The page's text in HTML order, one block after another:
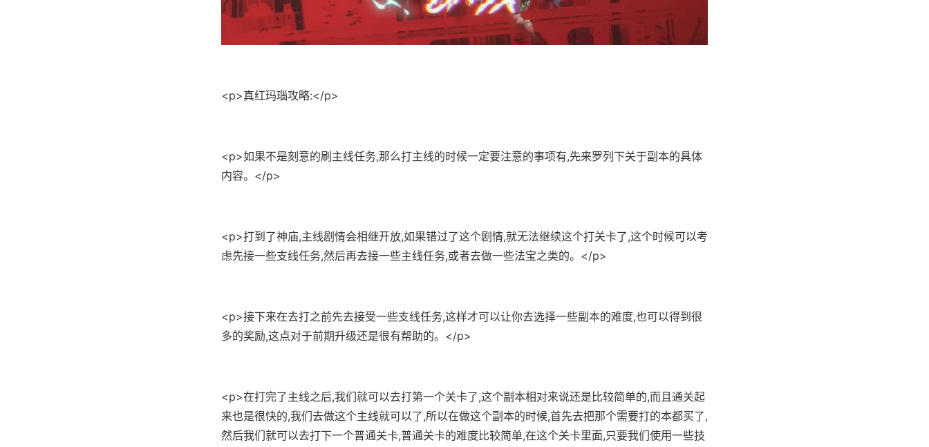
<p>真红玛瑙攻略:</p>
<p>如果不是刻意的刷主线任务,那么打主线的时候一定要注意的事项有,先来罗列下关于副本的具体
内容。</p>
<p>打到了神庙,主线剧情会相继开放,如果错过了这个剧情,就无法继续这个打关卡了,这个时候可以考
虑先接一些支线任务,然后再去接一些主线任务,或者去做一些法宝之类的。</p>
<p>接下来在去打之前先去接受一些支线任务,这样才可以让你去选择一些副本的难度,也可以得到很
多的奖励,这点对于前期升级还是很有帮助的。</p>
<p>在打完了主线之后,我们就可以去打第一个关卡了,这个副本相对来说还是比较简单的,而且通关起
来也是很快的,我们去做这个主线就可以了,所以在做这个副本的时候,首先去把那个需要打的本都买了,
然后我们就可以去打下一个普通关卡,普通关卡的难度比较简单,在这个关卡里面,只要我们使用一些技